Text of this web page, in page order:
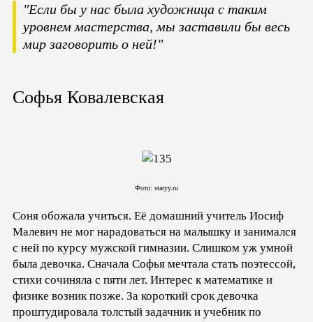
"Если бы у нас была художница с таким
уровнем мастерства, мы заставили бы весь
мир заговорить о ней!"
Софья Ковалевская
Фото: staryy.ru
Соня обожала учиться. Её домашний учитель Иосиф
Малевич не мог нарадоваться на малышку и занимался
с ней по курсу мужской гимназии. Слишком уж умной
была девочка. Сначала Софья мечтала стать поэтессой,
стихи сочиняла с пяти лет. Интерес к математике и
физике возник позже. За короткий срок девочка
проштудировала толстый задачник и учебник по